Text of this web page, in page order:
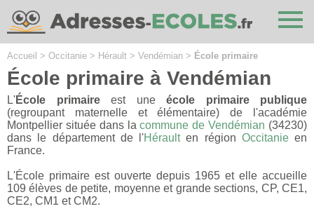
Accueil > Occitanie > Hérault > Vendémian > École primaire
École primaire à Vendémian
L'École primaireest une école primaire publique
(regroupant maternelle et élémentaire) de l'académie
Montpellier située dans lacommune de Vendémian (34230)
dans le département de l'Héraulten région Occitanieen
France.
L'École primaire est ouverte depuis 1965 et elle accueille
109 élèves de petite, moyenne et grande sections, CP, CE1,
CE2, CM1 et CM2.